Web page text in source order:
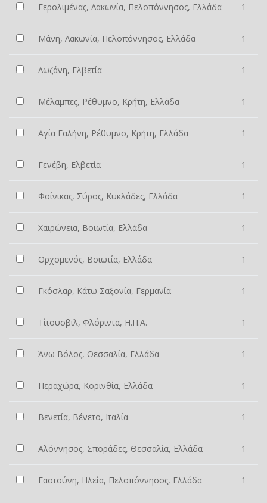
Γερολιμένας, Λακωνία, Πελοπόννησος, Ελλάδα 1
Μάνη, Λακωνία, Πελοπόννησος, Ελλάδα 1
Λωζάνη, Ελβετία 1
Μέλαμπες, Ρέθυμνο, Κρήτη, Ελλάδα 1
Αγία Γαλήνη, Ρέθυμνο, Κρήτη, Ελλάδα 1
Γενέβη, Ελβετία 1
Φοίνικας, Σύρος, Κυκλάδες, Ελλάδα 1
Χαιρώνεια, Βοιωτία, Ελλάδα 1
Ορχομενός, Βοιωτία, Ελλάδα 1
Γκόσλαρ, Κάτω Σαξονία, Γερμανία 1
Τίτουσβιλ, Φλόριντα, Η.Π.Α. 1
Άνω Βόλος, Θεσσαλία, Ελλάδα 1
Περαχώρα, Κορινθία, Ελλάδα 1
Βενετία, Βένετο, Ιταλία 1
Αλόννησος, Σποράδες, Θεσσαλία, Ελλάδα 1
Γαστούνη, Ηλεία, Πελοπόννησος, Ελλάδα 1